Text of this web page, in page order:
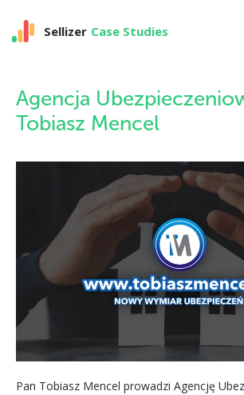
Sellizer Case Studies
Agencja
Tobiasz Mencel
Pan Tobiasz Mencel prowadzi Agencję